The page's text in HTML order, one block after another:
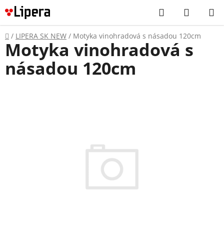
Prejsť
na
obsah
Hľadať
KOŠÍK
Domov
/ LIPERA SK NEW / Motyka vinohradová s násadou 120cm
Motyka vinohradová s
násadou 120cm